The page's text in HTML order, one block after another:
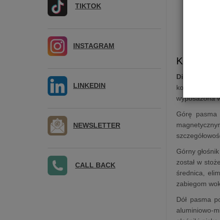
Kolumna
Diamond 25
konstrukcję
wyposażona
Górę
Górny
został w
średnica,
zabiegom
Dół pasma
aluminiowo-
TIKTOK
INSTAGRAM
LINKEDIN
NEWSLETTER
CALL BACK